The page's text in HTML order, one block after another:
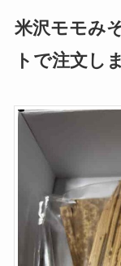
米沢モモみ
トで注文し